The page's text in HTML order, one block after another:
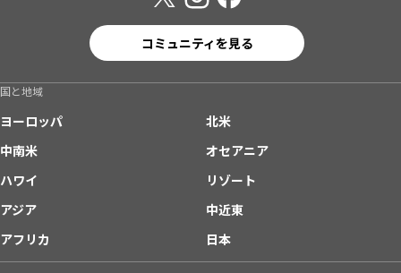
コミュニティを見る
国と地域
ヨーロッパ
北米
中南米
オセアニア
ハワイ
リゾート
アジア
中近東
アフリカ
日本